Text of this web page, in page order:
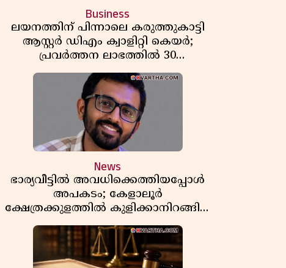
Business
ലയനത്തിന് പിന്നാലെ കരുത്തുകാട്ടി
ആസ്റ്റർ ഡിഎം ക്വാളിറ്റി കെയർ;
പ്രവർത്തന ലാഭത്തിൽ 30
ശതമാനത്തിൻ്റെ വളർച്ച,
വരുമാനത്തിലും ലാഭത്തിലും വൻ
കുതിപ്പ് രേഖപ്പെടുത്തി ആദ്യ പാദ
റിപ്പോർട്ട് പുറത്ത്
News
ഭാര്യവീട്ടിൽ അവധിക്കെത്തിയപ്പോൾ
അപകടം; കേളാലൂർ
ക്ഷേത്രക്കുളത്തിൽ കുളിക്കാനിറങ്ങിയ
യുവാവ് മുങ്ങിമരിച്ചു